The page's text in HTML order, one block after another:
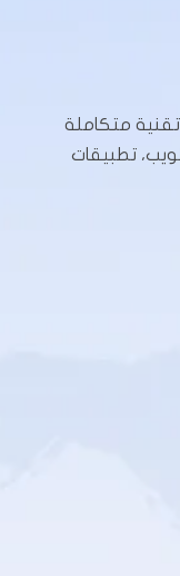
متكاملة
تطبيقات